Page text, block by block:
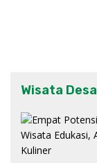
Wisata Desa